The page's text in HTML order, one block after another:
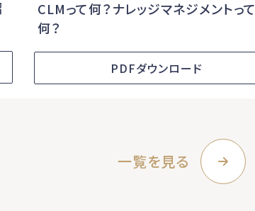
CLMって何？ナレッジマネジメントって
何？
PDFダウンロード
一覧を見る